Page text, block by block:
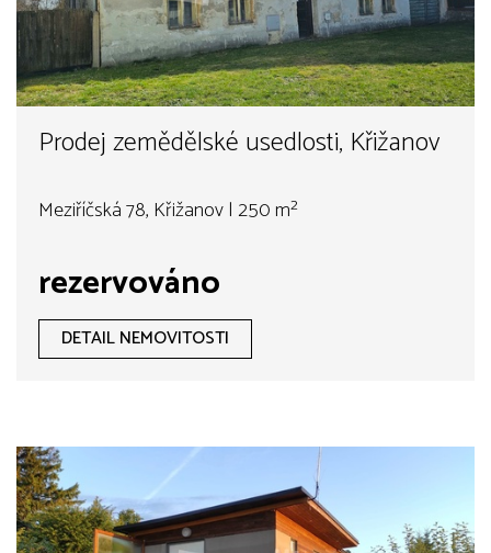
Prodej zemědělské usedlosti, Křižanov
Meziříčská 78, Křižanov | 250 m²
rezervováno
DETAIL NEMOVITOSTI